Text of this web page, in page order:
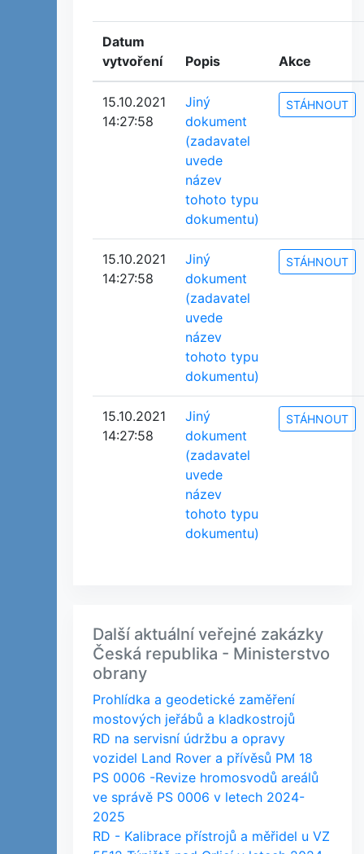
Datum
vytvoření
Popis Akce
15.10.2021
14:27:58
Jiný
dokument
(zadavatel
uvede
název
tohoto typu
dokumentu)
STÁHNOUT
15.10.2021
14:27:58
Jiný
dokument
(zadavatel
uvede
název
tohoto typu
dokumentu)
STÁHNOUT
15.10.2021
14:27:58
Jiný
dokument
(zadavatel
uvede
název
tohoto typu
dokumentu)
STÁHNOUT
Další aktuální veřejné zakázky
Česká republika - Ministerstvo
obrany
Prohlídka a geodetické zaměření
mostových jeřábů a kladkostrojů
RD na servisní údržbu a opravy
vozidel Land Rover a přívěsů PM 18
PS 0006 -Revize hromosvodů areálů
ve správě PS 0006 v letech 2024-
2025
RD - Kalibrace přístrojů a měřidel u VZ